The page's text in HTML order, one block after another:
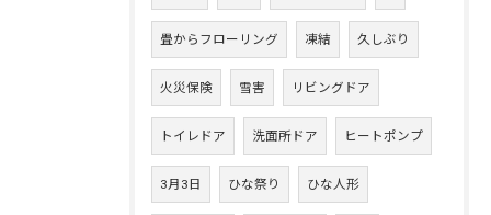
畳からフローリング 凍結 久しぶり
火災保険 雪害 リビングドア
トイレドア 洗面所ドア ヒートポンプ
3月3日 ひな祭り ひな人形